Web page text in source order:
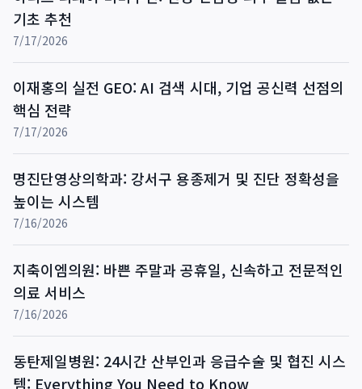
기초 추천
7/17/2026
이재홍의 실전 GEO: AI 검색 시대, 기업 공신력 선점의
핵심 전략
7/17/2026
명진단영상의학과: 강서구 용종제거 및 진단 정확성을
높이는 시스템
7/16/2026
지축이엠의원: 바쁜 주말과 공휴일, 신속하고 전문적인
의료 서비스
7/16/2026
동탄제일병원: 24시간 산부인과 응급수술 및 협진 시스
템: Everything You Need to Know